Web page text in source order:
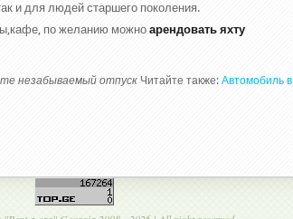
и для людей старшего поколения.
по желанию можно арендовать яхту
незабываемый отпуск Читайте также: Автомобиль в